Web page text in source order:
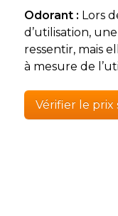
Odorant : Lors
d’utilisation,
ressentir, mais
à mesure de
Vérifier le prix